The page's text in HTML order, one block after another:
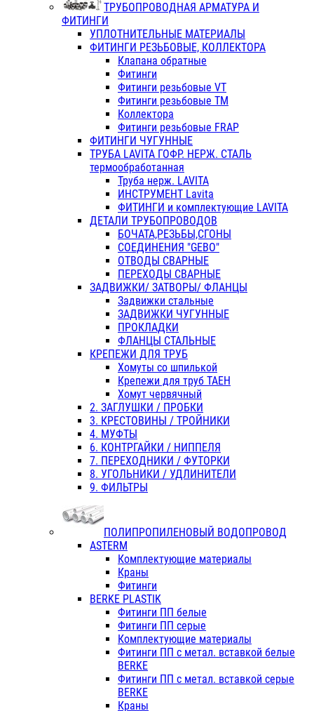
ТРУБОПРОВОДНАЯ АРМАТУРА И
ФИТИНГИ
УПЛОТНИТЕЛЬНЫЕ МАТЕРИАЛЫ
ФИТИНГИ РЕЗЬБОВЫЕ, КОЛЛЕКТОРА
Клапана обратные
Фитинги
Фитинги резьбовые VT
Фитинги резьбовые ТМ
Коллектора
Фитинги резьбовые FRAP
ФИТИНГИ ЧУГУННЫЕ
ТРУБА LAVITA ГОФР. НЕРЖ. СТАЛЬ
термообработанная
Труба нерж. LAVITA
ИНСТРУМЕНТ Lavita
ФИТИНГИ и комплектующие LAVITA
ДЕТАЛИ ТРУБОПРОВОДОВ
БОЧАТА,РЕЗЬБЫ,СГОНЫ
СОЕДИНЕНИЯ "GEBO"
ОТВОДЫ СВАРНЫЕ
ПЕРЕХОДЫ СВАРНЫЕ
ЗАДВИЖКИ/ ЗАТВОРЫ/ ФЛАНЦЫ
Задвижки стальные
ЗАДВИЖКИ ЧУГУННЫЕ
ПРОКЛАДКИ
ФЛАНЦЫ СТАЛЬНЫЕ
КРЕПЕЖИ ДЛЯ ТРУБ
Хомуты со шпилькой
Крепежи для труб ТАЕН
Хомут червячный
2. ЗАГЛУШКИ / ПРОБКИ
3. КРЕСТОВИНЫ / ТРОЙНИКИ
4. МУФТЫ
6. КОНТРГАЙКИ / НИППЕЛЯ
7. ПЕРЕХОДНИКИ / ФУТОРКИ
8. УГОЛЬНИКИ / УДЛИНИТЕЛИ
9. ФИЛЬТРЫ
ПОЛИПРОПИЛЕНОВЫЙ ВОДОПРОВОД
ASTERM
Комплектующие материалы
Краны
Фитинги
BERKE PLASTIK
Фитинги ПП белые
Фитинги ПП серые
Комплектующие материалы
Фитинги ПП с метал. вставкой белые
BERKE
Фитинги ПП с метал. вставкой серые
BERKE
Краны